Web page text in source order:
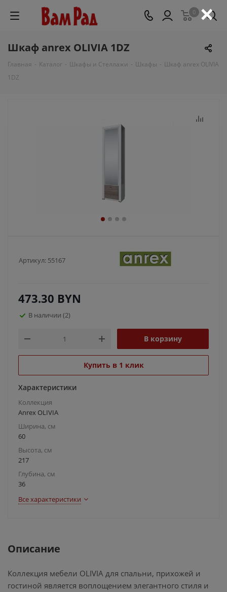
0
Шкаф anrex OLIVIA 1DZ
Главная - Каталог - Шкафы и Стеллажи - Шкафы - Шкаф anrex OLIVIA
1DZ
Артикул: 55167
473.30 BYN
В наличии (2)
В корзину
Купить в 1 клик
Характеристики
Коллекция
Anrex OLIVIA
Ширина, см
60
Высота, см
217
Глубина, см
36
Все характеристики
Описание
Коллекция мебели OLIVIA для спальни, прихожей и
гостиной является воплощением элегантного стиля и
×